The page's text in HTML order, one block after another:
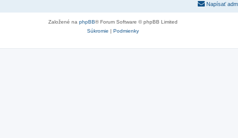
Napísať
Založené na phpBB® Forum Software © phpBB Limited
Súkromie | Podmienky